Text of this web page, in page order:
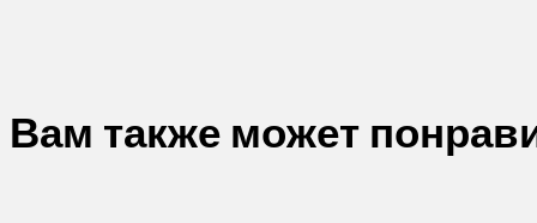
Вам также может